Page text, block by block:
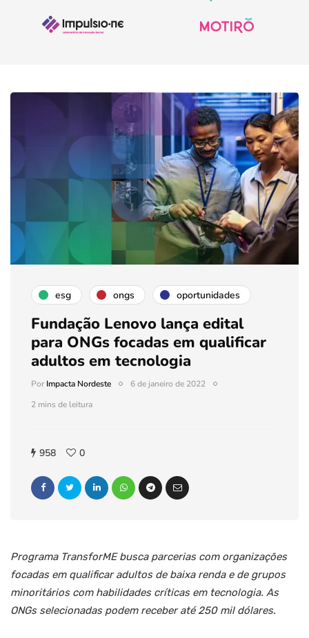
esg ongs oportunidades
Fundação Lenovo lança edital
para ONGs focadas em qualificar
adultos em tecnologia
PorImpacta Nordeste
6 de janeiro de 2022
2 mins de leitura
958 0
Programa TransforME busca parcerias com organizações
focadas em qualificar adultos de baixa renda e de grupos
minoritários com habilidades críticas em tecnologia. As
ONGs selecionadas podem receber até 250 mil dólares.